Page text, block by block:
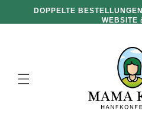
und zumDOPPELTE
WEBSITE